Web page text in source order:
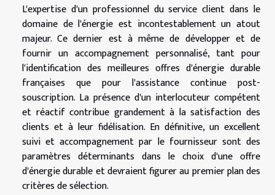
L'expertise d'un professionnel du service client dans le
domaine de l'énergie est incontestablement un atout
majeur. Ce dernier est à même de développer et de
fournir un accompagnement personnalisé, tant pour
l'identification des meilleures offres d'énergie durable
françaises que pour l'assistance continue post-
souscription. La présence d'un interlocuteur compétent
et réactif contribue grandement à la satisfaction des
clients et à leur fidélisation. En définitive, un excellent
suivi et accompagnement par le fournisseur sont des
paramètres déterminants dans le choix d'une offre
d'énergie durable et devraient figurer au premier plan des
critères de sélection.